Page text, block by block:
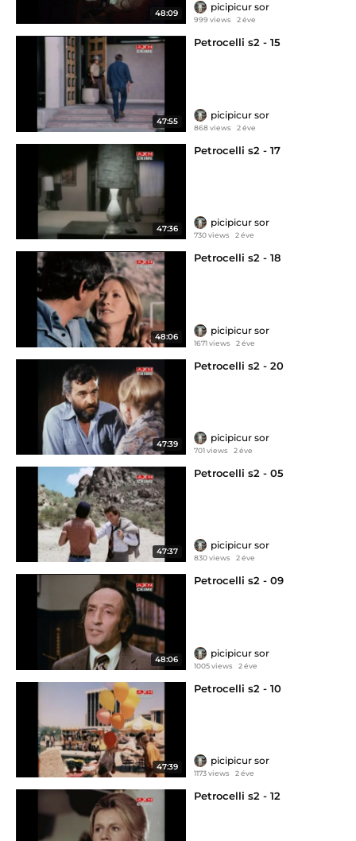
48:09
picipicur sor
999 views 2 éve
47:55
Petrocelli s2 - 15
picipicur sor
868 views 2 éve
47:36
Petrocelli s2 - 17
picipicur sor
730 views 2 éve
48:06
Petrocelli s2 - 18
picipicur sor
1671 views 2 éve
47:39
Petrocelli s2 - 20
picipicur sor
701 views 2 éve
47:37
Petrocelli s2 - 05
picipicur sor
830 views 2 éve
48:06
Petrocelli s2 - 09
picipicur sor
1005 views 2 éve
47:39
Petrocelli s2 - 10
picipicur sor
1173 views 2 éve
Petrocelli s2 - 12